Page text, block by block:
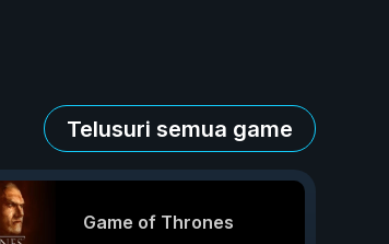
Telusuri semua game
Game of Thrones